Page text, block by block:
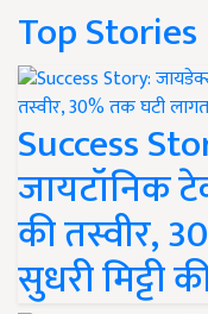
Top Stories
Success
जायटॉनिक
की तस्वीर,
सुधरी मिट्टी